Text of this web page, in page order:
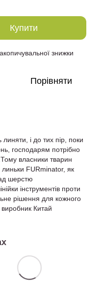
Купити
знижки
Порівняти
і до тих пір, поки
господарям потрібно
власники тварин
линьки FURminator, як
шерстю
інструментів проти
рішення для кожного
виробник Китай